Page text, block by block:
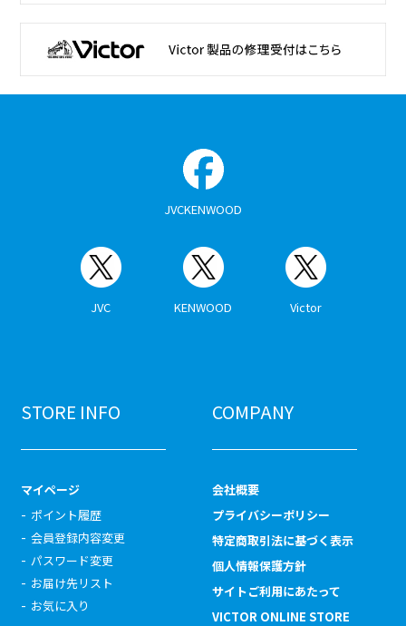
JVCKENWOOD
JVC KENWOOD Victor
STORE INFO
マイページ
ポイント履歴
会員登録内容変更
パスワード変更
お届け先リスト
お気に入り
COMPANY
会社概要
プライバシーポリシー
特定商取引法に基づく表示
個人情報保護方針
サイトご利用にあたって
VICTOR ONLINE STORE